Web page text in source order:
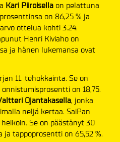
Kari Piiroisella on pelattuna
on 86,25 % ja
ottelua kohti 3.24.
Henri Kiviaho on
ja hänen lukemansa ovat
11. tehokkainta. Se on
on 18,75.
Ojantakasella, jonka
neljä kertaa. SaiPan
Se on päästänyt 30
ja tappoprosentti on 65,52 %.